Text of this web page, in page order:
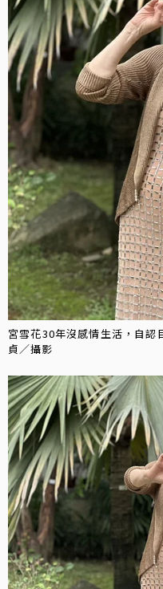
宮雪花30年沒感情生活，自認
貞／攝影